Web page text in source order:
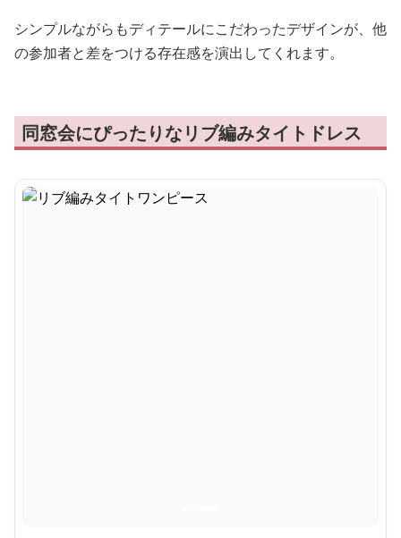
シンプルながらもディテールにこだわったデザインが、他
の参加者と差をつける存在感を演出してくれます。
同窓会にぴったりなリブ編みタイトドレス